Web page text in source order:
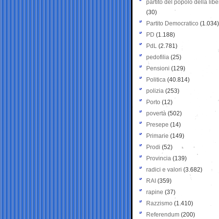
partito del popolo della
(30)
Partito Democratico (1.034)
PD (1.188)
PdL (2.781)
pedofilia (25)
Pensioni (129)
Politica (40.814)
polizia (253)
Porto (12)
povertà (502)
Presepe (14)
Primarie (149)
Prodi (52)
Provincia (139)
radici e valori (3.682)
RAI (359)
rapine (37)
Razzismo (1.410)
Referendum (200)